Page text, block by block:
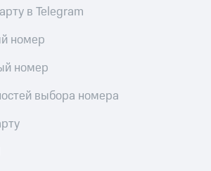
в Telegram
номер
номер
выбора номера